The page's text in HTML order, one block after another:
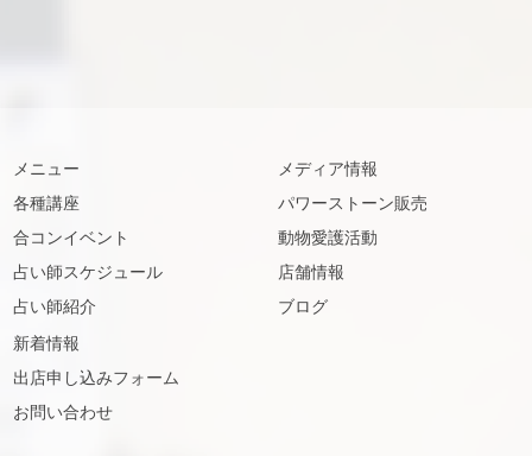
メニュー
各種講座
合コンイベント
占い師スケジュール
占い師紹介
メディア情報
パワーストーン販売
動物愛護活動
店舗情報
ブログ
新着情報
出店申し込みフォーム
お問い合わせ